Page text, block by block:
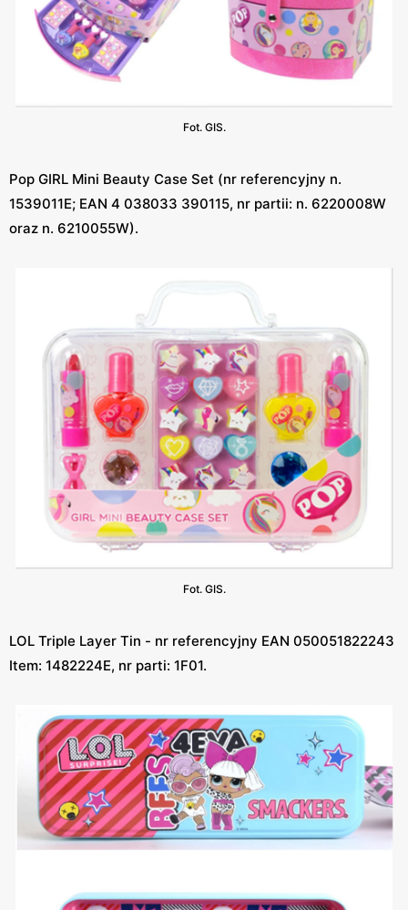
Fot. GIS.
Pop GIRL Mini Beauty Case Set (nr referencyjny n.
1539011E; EAN 4 038033 390115, nr partii: n. 6220008W
oraz n. 6210055W).
Fot. GIS.
LOL Triple Layer Tin - nr referencyjny EAN 050051822243
Item: 1482224E, nr parti: 1F01.